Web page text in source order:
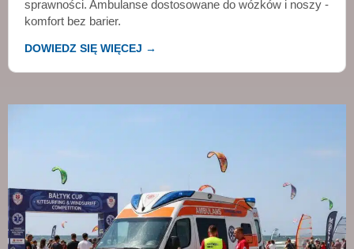
sprawności. Ambulanse dostosowane do wózków i noszy -
komfort bez barier.
DOWIEDZ SIĘ WIĘCEJ →